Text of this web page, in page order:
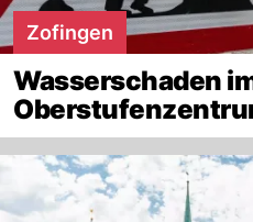
Zofingen
Wasserschaden